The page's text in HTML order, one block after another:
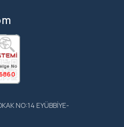
NO:14 EYÜBBİYE-